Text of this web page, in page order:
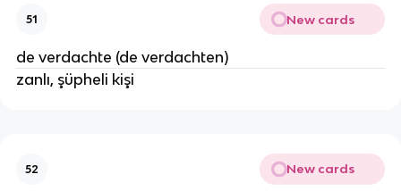
51 New cards
de verdachte (de verdachten)
zanlı, şüpheli kişi
52 New cards